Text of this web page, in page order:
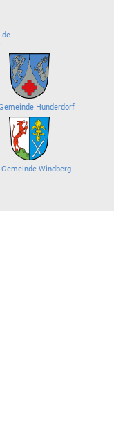
Hunderdorf
Windberg